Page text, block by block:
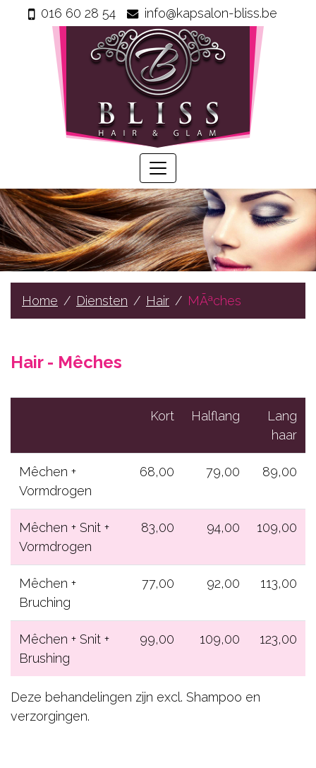
Wie
Onze
producten
Prijzen
Gastenboek
Diensten
Hair
Contact
RESERVEER NU
016 60 28 54 info@kapsalon-bliss.be
Home Diensten Hair MÃªches
Hair - Mêches
Kort Halflang
Lang
haar
Mêchen +
Vormdrogen
68,00 79,00 89,00
Mêchen + Snit +
Vormdrogen
83,00 94,00 109,00
Mêchen +
Bruching
77,00 92,00 113,00
Mêchen + Snit +
Brushing
99,00 109,00 123,00
Deze behandelingen zijn excl. Shampoo en
verzorgingen.